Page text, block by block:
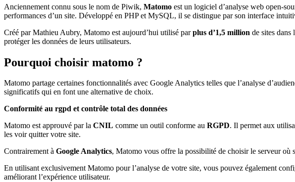
Anciennement connu sous le nom de Piwik, Matomo est un logiciel d’analyse web open-
performances d’un site. Développé en PHP et MySQL, il se distingue par son interface
Créé par Mathieu Aubry, Matomo est aujourd’hui utilisé parplus d’1,5 million de sites dans
protéger les données de leurs utilisateurs.
Pourquoi choisir matomo ?
Matomo partage certaines fonctionnalités avec Google Analytics telles que l’analyse
significatifs qui en font une alternative de choix.
Conformité au rgpd et contrôle total des données
Matomo est approuvé par la CNIL comme un outil conforme au RGPD. Il permet aux
les voir quitter votre site.
Contrairement à Google Analytics, Matomo vous offre la possibilité de choisir le serveur où
En utilisant exclusivement Matomo pour l’analyse de votre site, vous pouvez également
améliorant l’expérience utilisateur.